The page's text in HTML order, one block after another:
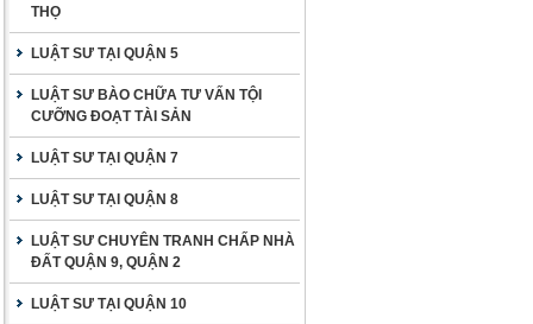
THỌ
LUẬT SƯ TẠI QUẬN 5
LUẬT SƯ BÀO CHỮA TƯ VẤN TỘI
CƯỠNG ĐOẠT TÀI SẢN
LUẬT SƯ TẠI QUẬN 7
LUẬT SƯ TẠI QUẬN 8
LUẬT SƯ CHUYÊN TRANH CHẤP NHÀ
ĐẤT QUẬN 9, QUẬN 2
LUẬT SƯ TẠI QUẬN 10